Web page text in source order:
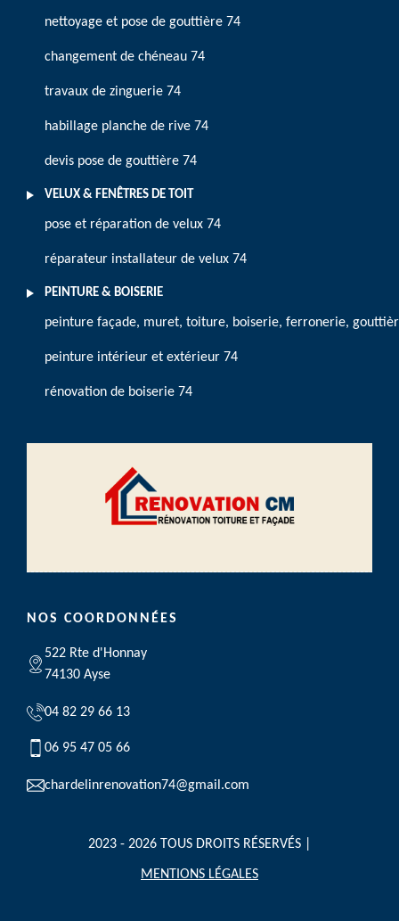
nettoyage et pose de gouttière 74
changement de chéneau 74
travaux de zinguerie 74
habillage planche de rive 74
devis pose de gouttière 74
VELUX & FENÊTRES DE TOIT
pose et réparation de velux 74
réparateur installateur de velux 74
PEINTURE & BOISERIE
peinture façade, muret, toiture, boiserie, ferronerie,
peinture intérieur et extérieur 74
rénovation de boiserie 74
NOS COORDONNÉES
522 Rte d'Honnay
74130 Ayse
04 82 29 66 13
06 95 47 05 66
chardelinrenovation74@gmail.com
2023 - 2026 TOUS DROITS RÉSERVÉS |
MENTIONS LÉGALES